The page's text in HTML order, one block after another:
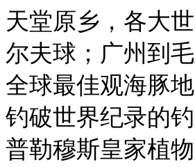
天堂原乡，各大
尔夫球；广州到
全球最佳观海豚
钓破世界纪录的
普勒穆斯皇家植